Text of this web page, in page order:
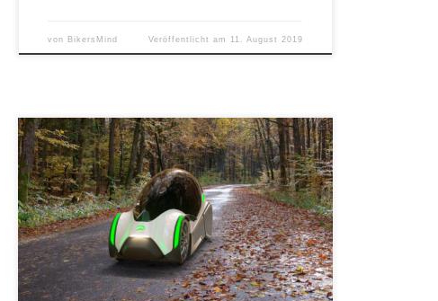
von BikersMind Veröffentlicht am 11. August 2019
Das Podbike will die Vorzüge von Auto- und Radfahren
vereinigen, d.h. man muss schon sportlich in die
Pedale